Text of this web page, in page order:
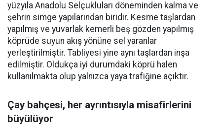
yüzyıla Anadolu Selçukluları döneminden kalma ve
şehrin simge yapılarından biridir. Kesme taşlardan
yapılmış ve yuvarlak kemerli beş gözden yapılmış
köprüde suyun akış yönüne sel yaranlar
yerleştirilmiştir. Tabliyesi yine aynı taşlardan inşa
edilmiştir. Oldukça iyi durumdaki köprü halen
kullanılmakta olup yalnızca yaya trafiğine açıktır.
Çay bahçesi, her ayrıntısıyla misafirlerini
büyülüyor